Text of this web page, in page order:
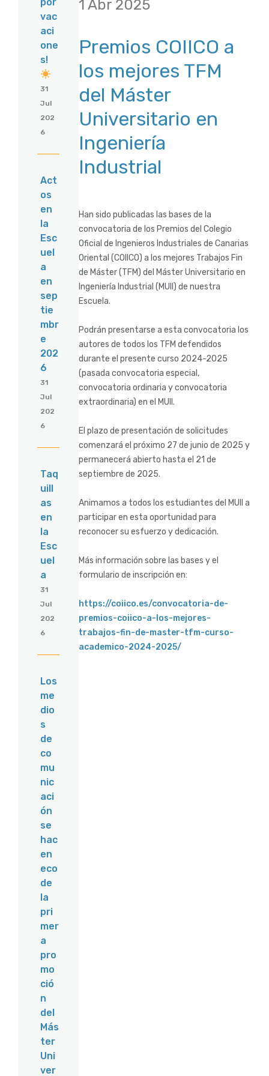
por
vac
aci
one
s!
31
Jul
202
6
Act
os
en
la
Esc
uel
a
en
sep
tie
mbr
e
202
6
31
Jul
202
6
Taq
uill
as
en
la
Esc
uel
a
31
Jul
202
6
Los
me
dio
s
de
co
mu
nic
aci
ón
se
hac
en
eco
de
la
pri
mer
a
pro
mo
ció
n
del
Más
ter
Uni
ver
1 Abr 2025
Premios COIICO a
los mejores TFM
del Máster
Universitario en
Ingeniería
Industrial
Han sido publicadas las bases de la
convocatoria de los Premios del Colegio
Oficial de Ingenieros Industriales de Canarias
Oriental (COIICO) a los mejores Trabajos Fin
de Máster (TFM) del Máster Universitario en
Ingeniería Industrial (MUII) de nuestra
Escuela.
Podrán presentarse a esta convocatoria los
autores de todos los TFM defendidos
durante el presente curso 2024-2025
(pasada convocatoria especial,
convocatoria ordinaria y convocatoria
extraordinaria) en el MUII.
El plazo de presentación de solicitudes
comenzará el próximo 27 de junio de 2025 y
permanecerá abierto hasta el 21 de
septiembre de 2025.
Animamos a todos los estudiantes del MUII a
participar en esta oportunidad para
reconocer su esfuerzo y dedicación.
Más información sobre las bases y el
formulario de inscripción en:
https://coiico.es/convocatoria-de-
premios-coiico-a-los-mejores-
trabajos-fin-de-master-tfm-curso-
academico-2024-2025/